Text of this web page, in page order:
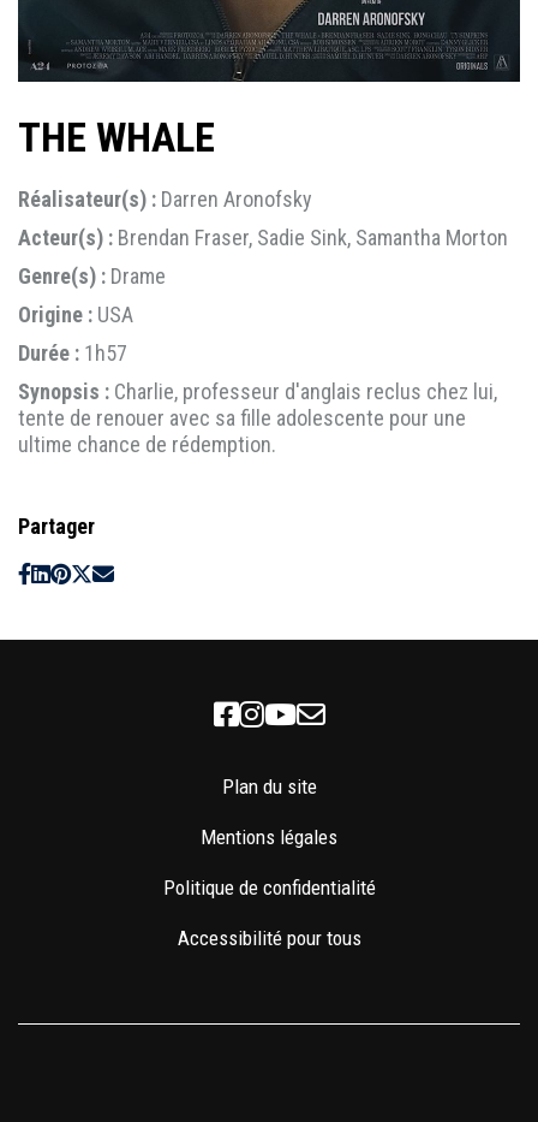
THE WHALE
Réalisateur(s) : Darren Aronofsky
Acteur(s) : Brendan Fraser, Sadie Sink, Samantha Morton
Genre(s) : Drame
Origine : USA
Durée : 1h57
Synopsis : Charlie, professeur d'anglais reclus chez lui,
tente de renouer avec sa fille adolescente pour une
ultime chance de rédemption.
Partager
Facebook
Instagram
Youtube
Newsletter
Plan du site
Mentions légales
Politique de confidentialité
Accessibilité pour tous